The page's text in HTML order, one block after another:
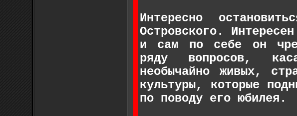
Интересно
Островского.
и сам по себе он
ряду вопросов,
необычайно живых,
культуры, которые
по поводу его юбилея.